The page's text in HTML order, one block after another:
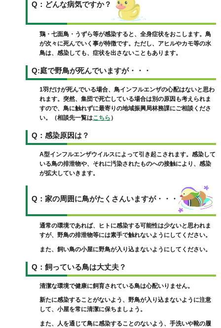
Q：どんな病気ですか？
鶏・七面鳥・うずら等が感染すると、全身症状をおこします。鳥
が次々に死んでいく事が特徴です。 ただし、アヒルやカモ等の水
鳥は、感染しても、症状を出さないこともあります。
Q:庭で野鳥が死んでいますが・・・
1羽だけが死んでいる場合、鳥インフルエンザの心配はないと思わ
れます。突然、集団で死亡している場合は別の原因も考えられま
すので、鳥に触れずに最寄りの地域振興局林務課にご相談くださ
い。（相談先一覧はこちら ）
Q：感染原因は？
A型インフルエンザウイルスによって引き起こされます。感染して
いる鳥の排泄物や、それに汚染されたものへの接触により、感染
が拡大していきます。
Q：家の周囲に鳥がたくさんいますが・・・
通常の環境であれば、ヒトに感染する可能性は少ないと思われま
すが、野鳥の排泄物等には素手で触れないようにしてください。
また、飼い鳥の小屋に野鳥が入り込まないようにしてください。
Q：飼っている鳥は大丈夫？
清潔な環境で健康に飼育されている鳥は心配いりません。
新たに感染することがないよう、野鳥が入り込まないように注意
して、小屋を常に清潔に保ちましょう。
また、人を通じて鳥に感染することのないよう、手洗いや靴の履